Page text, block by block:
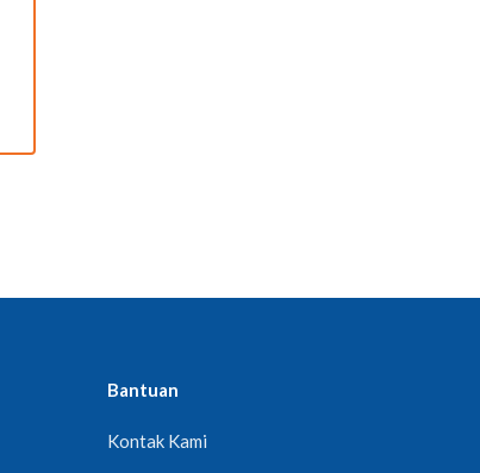
Bantuan
Kontak Kami